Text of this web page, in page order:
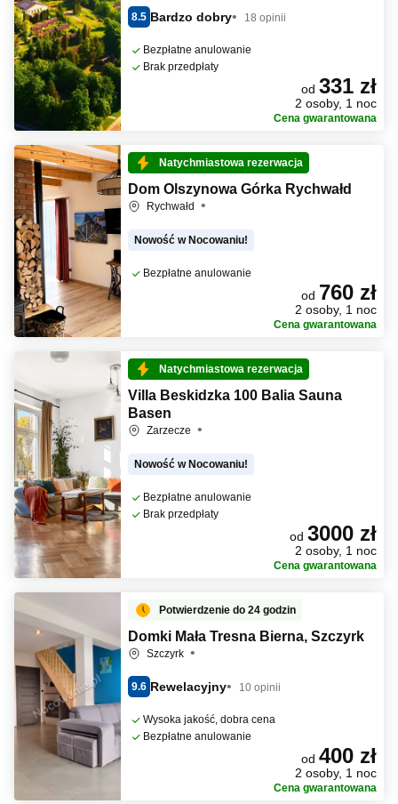
8.5 Bardzo dobry 18 opinii
Bezpłatne anulowanie
Brak przedpłaty
od 331 zł
2 osoby, 1 noc
Cena gwarantowana
Natychmiastowa rezerwacja
Dom Olszynowa Górka Rychwałd
Rychwałd
Nowość w Nocowaniu!
Bezpłatne anulowanie
od 760 zł
2 osoby, 1 noc
Cena gwarantowana
Natychmiastowa rezerwacja
Villa Beskidzka 100 Balia Sauna
Basen
Zarzecze
Nowość w Nocowaniu!
Bezpłatne anulowanie
Brak przedpłaty
od 3000 zł
2 osoby, 1 noc
Cena gwarantowana
Potwierdzenie do 24 godzin
Domki Mała Tresna Bierna, Szczyrk
Szczyrk
9.6 Rewelacyjny 10 opinii
Wysoka jakość, dobra cena
Bezpłatne anulowanie
od 400 zł
2 osoby, 1 noc
Cena gwarantowana